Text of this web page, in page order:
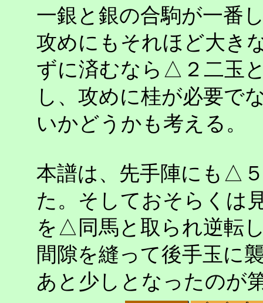
一銀と銀の合駒が一番
攻めにもそれほど大き
ずに済むなら△２二玉
し、攻めに桂が必要で
いかどうかも考える。
本譜は、先手陣にも△
た。そしておそらくは
を△同馬と取られ逆転
間隙を縫って後手玉に
あと少しとなったのが